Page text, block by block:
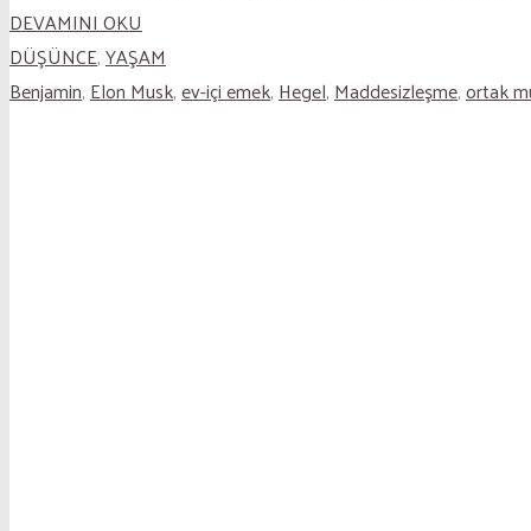
DEVAMINI OKU
DÜŞÜNCE,YAŞAM
Benjamin,Elon Musk,ev-içi emek,Hegel,Maddesizleşme,ortak